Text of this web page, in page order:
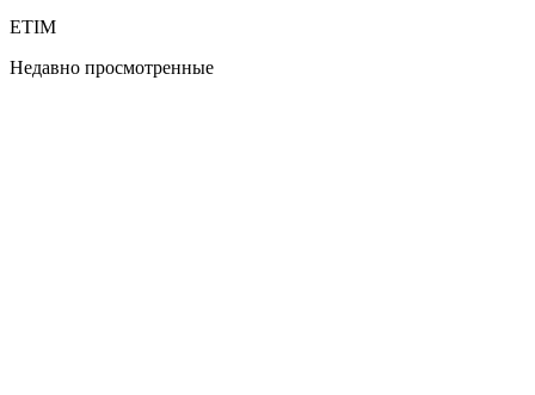
ETIM
Недавно просмотренные